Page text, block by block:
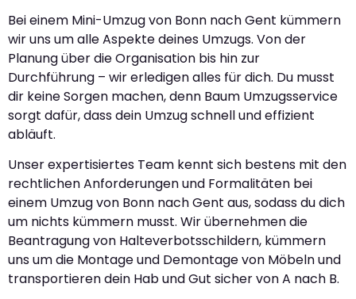
Bei einem Mini-Umzug von Bonn nach Gent kümmern
wir uns um alle Aspekte deines Umzugs. Von der
Planung über die Organisation bis hin zur
Durchführung – wir erledigen alles für dich. Du musst
dir keine Sorgen machen, denn Baum Umzugsservice
sorgt dafür, dass dein Umzug schnell und effizient
abläuft.
Unser expertisiertes Team kennt sich bestens mit den
rechtlichen Anforderungen und Formalitäten bei
einem Umzug von Bonn nach Gent aus, sodass du dich
um nichts kümmern musst. Wir übernehmen die
Beantragung von Halteverbotsschildern, kümmern
uns um die Montage und Demontage von Möbeln und
transportieren dein Hab und Gut sicher von A nach B.